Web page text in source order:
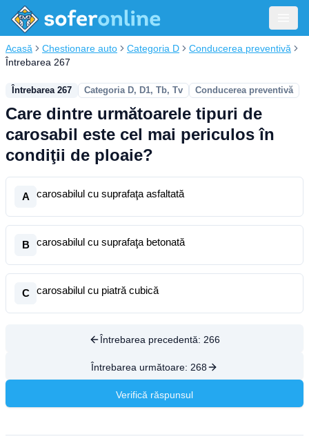
Acasă Chestionare auto Categoria D
Conducerea preventivă
Întrebarea 267
Întrebarea 267 Categoria D, D1, Tb, Tv Conducerea preventivă
Care dintre următoarele tipuri de
carosabil este cel mai periculos în
condiţii de ploaie?
A carosabilul cu suprafaţa asfaltată
B carosabilul cu suprafaţa betonată
C carosabilul cu piatră cubică
Întrebarea precedentă: 266
Întrebarea următoare: 268
Verifică răspunsul